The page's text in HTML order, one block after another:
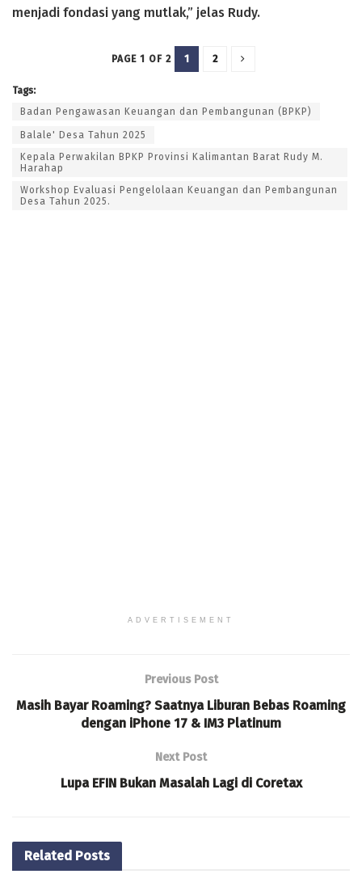
menjadi fondasi yang mutlak,” jelas Rudy.
PAGE 1 OF 2 1 2
Tags:
Badan Pengawasan Keuangan dan Pembangunan (BPKP)
Balale' Desa Tahun 2025
Kepala Perwakilan BPKP Provinsi Kalimantan Barat Rudy M.
Harahap
Workshop Evaluasi Pengelolaan Keuangan dan Pembangunan
Desa Tahun 2025.
ADVERTISEMENT
Previous Post
Masih Bayar Roaming? Saatnya Liburan Bebas Roaming
dengan iPhone 17 & IM3 Platinum
Next Post
Lupa EFIN Bukan Masalah Lagi di Coretax
Related Posts